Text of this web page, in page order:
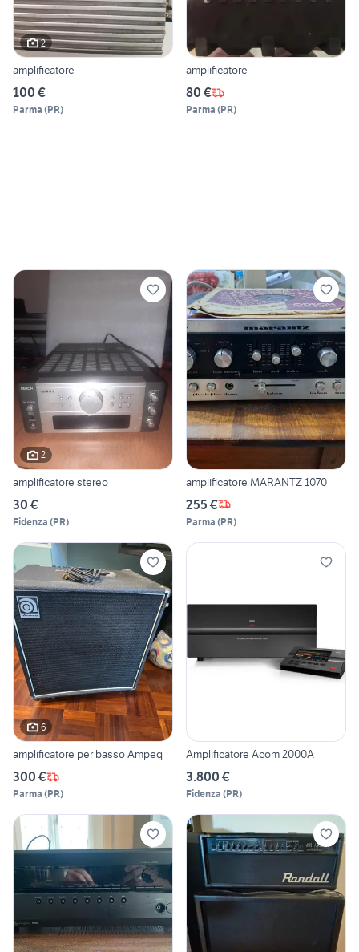
2
amplificatore
100 €
Parma (PR)
amplificatore
80 €
Parma (PR)
2
amplificatore stereo
30 €
Fidenza (PR)
amplificatore MARANTZ 1070
255 €
Parma (PR)
6
amplificatore per basso Ampeq
300 €
Parma (PR)
Amplificatore Acom 2000A
3.800 €
Fidenza (PR)